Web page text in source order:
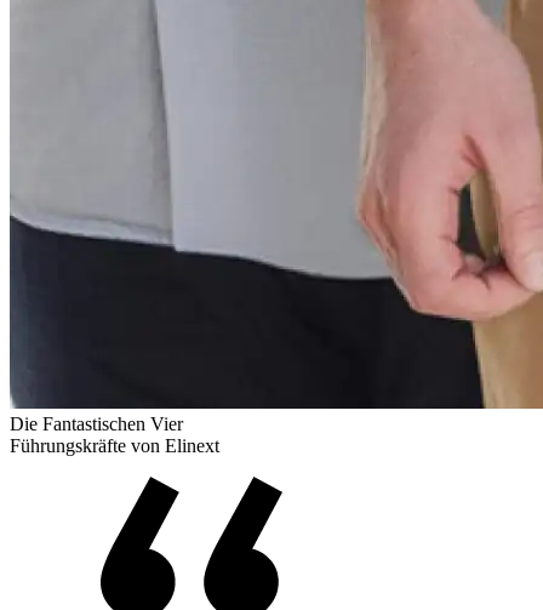
Die Fantastischen Vier
Führungskräfte von Elinext